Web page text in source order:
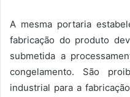
A mesma portaria
fabricação do produto
submetida a
congelamento. São
industrial para a